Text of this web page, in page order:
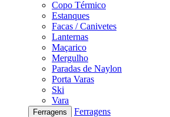
Copo Térmico
Estanques
Facas / Canivetes
Lanternas
Maçarico
Mergulho
Paradas de Naylon
Porta Varas
Ski
Vara
Ferragens
Ferragens